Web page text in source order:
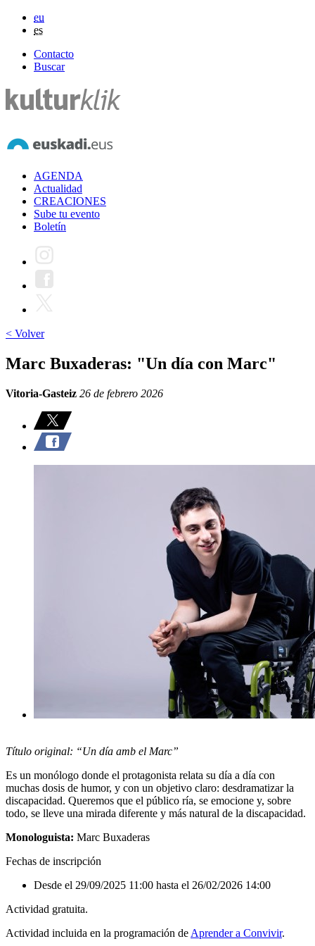
eu
es
Contacto
Buscar
AGENDA
Actualidad
CREACIONES
Sube tu evento
Boletín
< Volver
Marc Buxaderas: "Un día con Marc"
Vitoria-Gasteiz 26 de febrero 2026
Título original: “Un día amb el Marc”
Es un monólogo donde el protagonista relata su día a día con
muchas dosis de humor, y con un objetivo claro: desdramatizar la
discapacidad. Queremos que el público ría, se emocione y, sobre
todo, se lleve una mirada diferente y más natural de la discapacidad.
Monologuista: Marc Buxaderas
Fechas de inscripción
Desde el 29/09/2025 11:00 hasta el 26/02/2026 14:00
Actividad gratuita.
Actividad incluida en la programación de Aprender a Convivir.